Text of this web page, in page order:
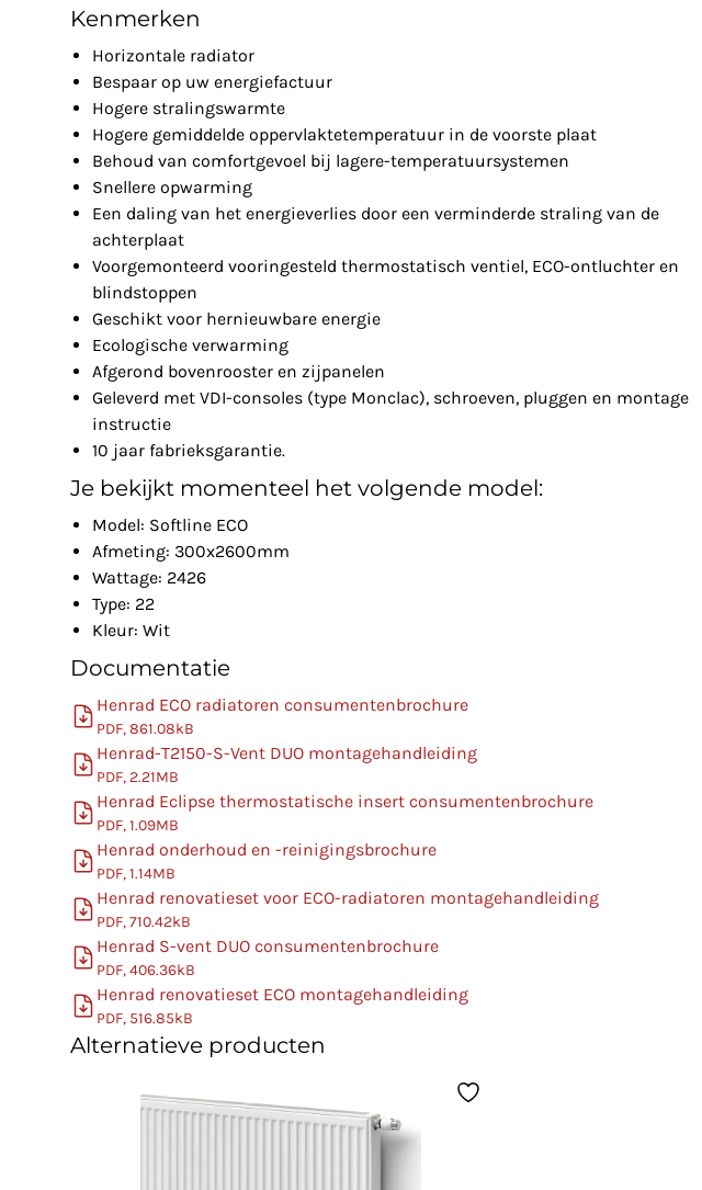
Kenmerken
Horizontale radiator
Bespaar op uw energiefactuur
Hogere stralingswarmte
Hogere gemiddelde oppervlaktetemperatuur in de voorste plaat
Behoud van comfortgevoel bij lagere-temperatuursystemen
Snellere opwarming
Een daling van het energieverlies door een verminderde straling van de
achterplaat
Voorgemonteerd vooringesteld thermostatisch ventiel, ECO-ontluchter en
blindstoppen
Geschikt voor hernieuwbare energie
Ecologische verwarming
Afgerond bovenrooster en zijpanelen
Geleverd met VDI-consoles (type Monclac), schroeven, pluggen en montage
instructie
10 jaar fabrieksgarantie.
Je bekijkt momenteel het volgende model:
Model: Softline ECO
Afmeting: 300x2600mm
Wattage: 2426
Type: 22
Kleur: Wit
Documentatie
Henrad ECO radiatoren consumentenbrochure
PDF, 861.08kB
Henrad-T2150-S-Vent DUO montagehandleiding
PDF, 2.21MB
Henrad Eclipse thermostatische insert consumentenbrochure
PDF, 1.09MB
Henrad onderhoud en -reinigingsbrochure
PDF, 1.14MB
Henrad renovatieset voor ECO-radiatoren montagehandleiding
PDF, 710.42kB
Henrad S-vent DUO consumentenbrochure
PDF, 406.36kB
Henrad renovatieset ECO montagehandleiding
PDF, 516.85kB
Alternatieve producten